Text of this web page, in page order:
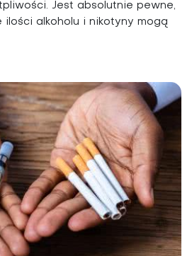
Jest absolutnie pewne,
ilości alkoholu i nikotyny mogą